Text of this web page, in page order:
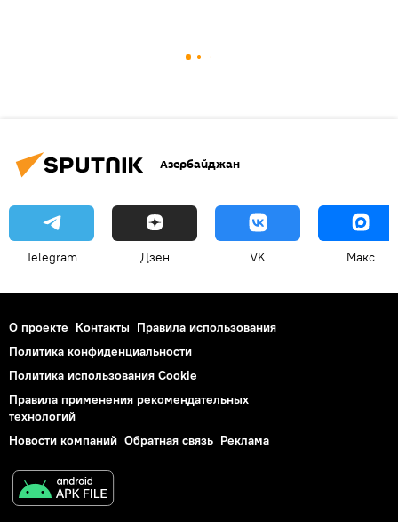
Азербайджан
Telegram Дзен VK Макс
О проекте Контакты Правила использования
Политика конфиденциальности
Политика использования Cookie
Правила применения рекомендательных
технологий
Новости компаний Обратная связь Реклама